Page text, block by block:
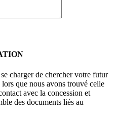
charger de chercher votre futur
que nous avons trouvé celle
avec la concession et
des documents liés au